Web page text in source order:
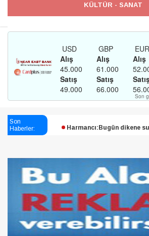
KÜLTÜR - SANAT
Son
Haberler:
mücadelesi sürecek
Şampiyon Melekleri
Derneği:Vicdanlarınız